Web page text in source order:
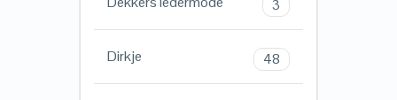
3
Dirkje 48